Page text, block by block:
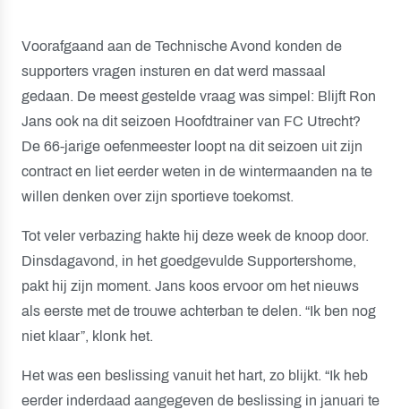
Voorafgaand aan de Technische Avond konden de
supporters vragen insturen en dat werd massaal
gedaan. De meest gestelde vraag was simpel: Blijft Ron
Jans ook na dit seizoen Hoofdtrainer van FC Utrecht?
De 66-jarige oefenmeester loopt na dit seizoen uit zijn
contract en liet eerder weten in de wintermaanden na te
willen denken over zijn sportieve toekomst.
Tot veler verbazing hakte hij deze week de knoop door.
Dinsdagavond, in het goedgevulde Supportershome,
pakt hij zijn moment. Jans koos ervoor om het nieuws
als eerste met de trouwe achterban te delen. “Ik ben nog
niet klaar”, klonk het.
Het was een beslissing vanuit het hart, zo blijkt. “Ik heb
eerder inderdaad aangegeven de beslissing in januari te